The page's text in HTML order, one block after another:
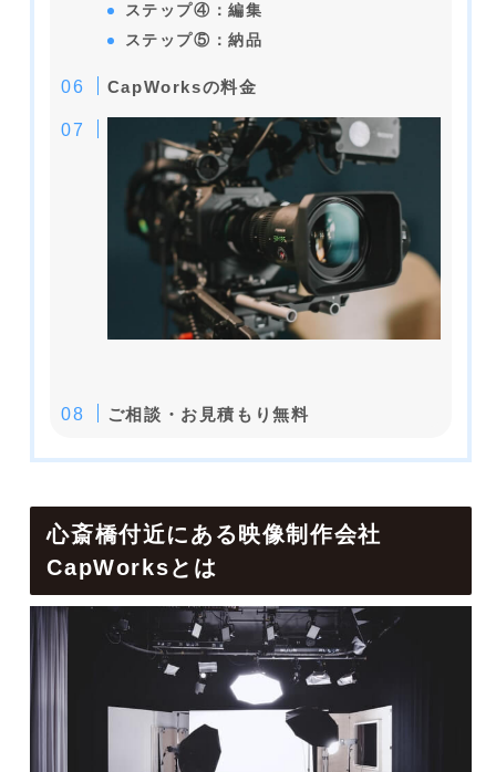
ステップ④：編集
ステップ⑤：納品
CapWorksの料金
ご相談・お見積もり無料
心斎橋付近にある映像制作会社
CapWorksとは